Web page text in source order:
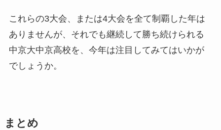
これらの3大会、または4大会を全て制覇した年は
ありませんが、それでも継続して勝ち続けられる
中京大中京高校を、今年は注目してみてはいかが
でしょうか。
まとめ